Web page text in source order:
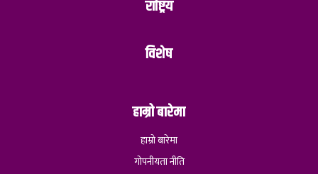
राष्ट्रिय
विशेष
हाम्रो बारेमा
हाम्रो बारेमा
गोपनीयता नीति